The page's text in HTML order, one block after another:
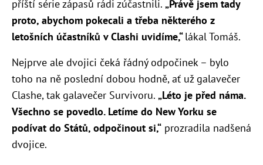
příští série zápasů rádi zúčastnili. „Právě jsem tady
proto, abychom pokecali a třeba některého z
letošních účastníků v Clashi uvidíme,“lákal Tomáš.
Nejprve ale dvojici čeká řádný odpočinek – bylo
toho na ně poslední dobou hodně, ať už galavečer
Clashe, tak galavečer Survivoru. „Léto je před náma.
Všechno se povedlo. Letíme do New Yorku se
podívat do Států, odpočinout si,“ prozradila nadšená
dvojice.